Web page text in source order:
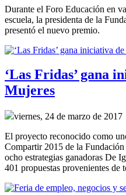
Durante el Foro Educación en
escuela, la presidenta de la
presentó el nuevo premio.
‘Las Fridas’ gana
Mujeres
viernes, 24 de marzo de 2017
El proyecto reconocido como
Compartir 2015 de la
ocho estrategias ganadoras De
401 propuestas provenientes de